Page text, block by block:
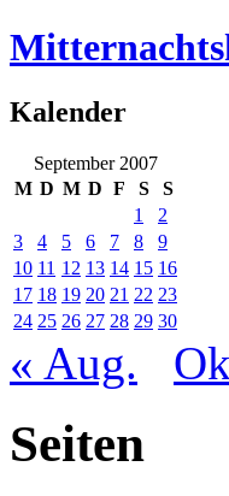
Kalender
September 2007
M D M D F S
S
1
2
3
4 5 6 7 8
9
10 11 12 13 14 15 16
17 18 19 20 21 22 23
24 25 26 27 28 29 30
« Aug.
Seiten